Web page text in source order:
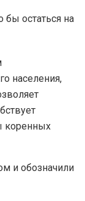
населения,
коренных
и обозначили